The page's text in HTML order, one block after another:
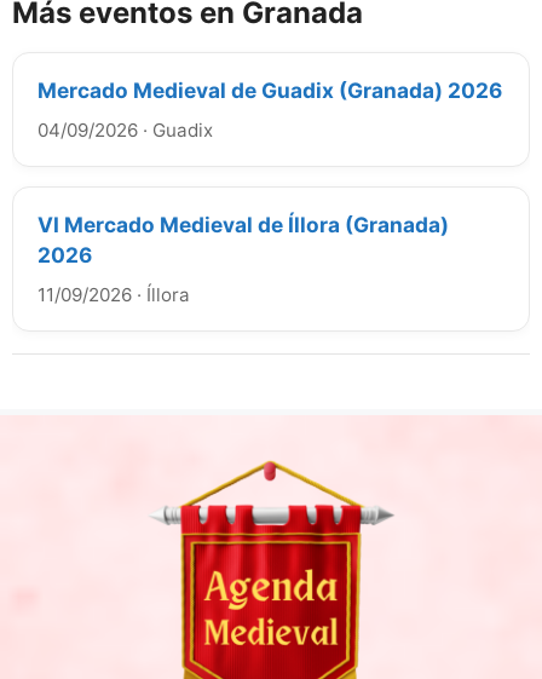
Más eventos en Granada
Mercado Medieval de Guadix (Granada) 2026
04/09/2026 · Guadix
VI Mercado Medieval de Íllora (Granada)
2026
11/09/2026 · Íllora